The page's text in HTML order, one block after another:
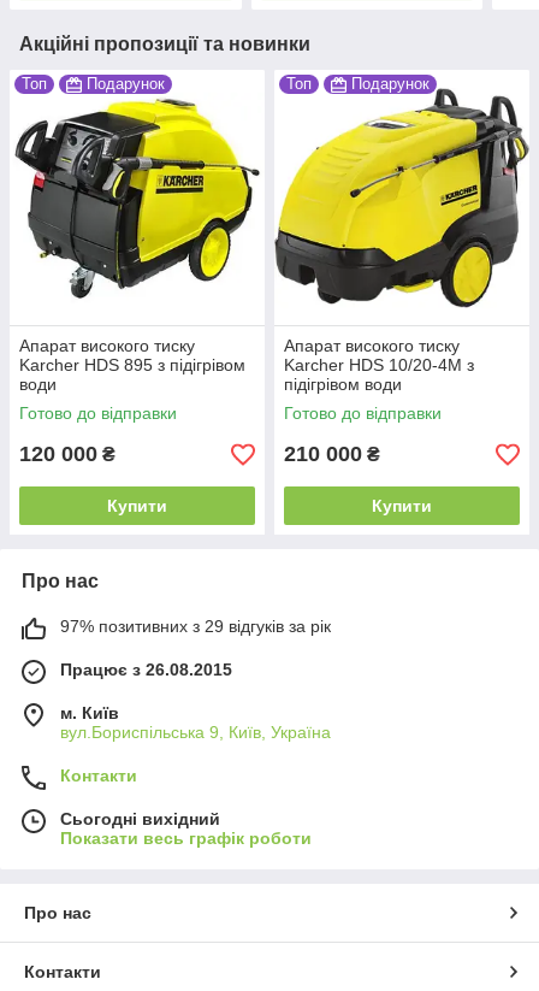
Акційні пропозиції та новинки
Топ Подарунок
Апарат високого тиску
Karcher HDS 895 з підігрівом
води
Готово до відправки
120 000 ₴
Купити
Топ Подарунок
Апарат високого тиску
Karcher HDS 10/20-4М з
підігрівом води
Готово до відправки
210 000 ₴
Купити
Про нас
97% позитивних з 29 відгуків за рік
Працює з 26.08.2015
м. Київ
вул.Бориспільська 9, Київ, Україна
Контакти
Сьогодні вихідний
Показати весь графік роботи
Про нас
Контакти